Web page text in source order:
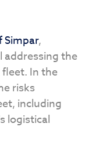
Simpar,
addressing the
In the
risks
including
logistical